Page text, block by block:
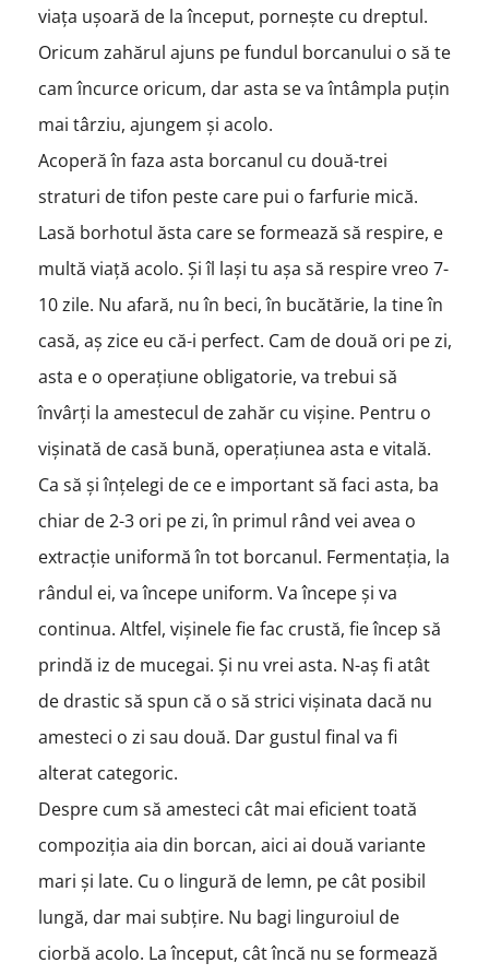
viața ușoară de la început, pornește cu dreptul.
Oricum zahărul ajuns pe fundul borcanului o să te
cam încurce oricum, dar asta se va întâmpla puțin
mai târziu, ajungem și acolo.
Acoperă în faza asta borcanul cu două-trei
straturi de tifon peste care pui o farfurie mică.
Lasă borhotul ăsta care se formează să respire, e
multă viață acolo. Și îl lași tu așa să respire vreo 7-
10 zile. Nu afară, nu în beci, în bucătărie, la tine în
casă, aș zice eu că-i perfect. Cam de două ori pe zi,
asta e o operațiune obligatorie, va trebui să
învârți la amestecul de zahăr cu vișine. Pentru o
vișinată de casă bună, operațiunea asta e vitală.
Ca să și înțelegi de ce e important să faci asta, ba
chiar de 2-3 ori pe zi, în primul rând vei avea o
extracție uniformă în tot borcanul. Fermentația, la
rândul ei, va începe uniform. Va începe și va
continua. Altfel, vișinele fie fac crustă, fie încep să
prindă iz de mucegai. Și nu vrei asta. N-aș fi atât
de drastic să spun că o să strici vișinata dacă nu
amesteci o zi sau două. Dar gustul final va fi
alterat categoric.
Despre cum să amesteci cât mai eficient toată
compoziția aia din borcan, aici ai două variante
mari și late. Cu o lingură de lemn, pe cât posibil
lungă, dar mai subțire. Nu bagi linguroiul de
ciorbă acolo. La început, cât încă nu se formează